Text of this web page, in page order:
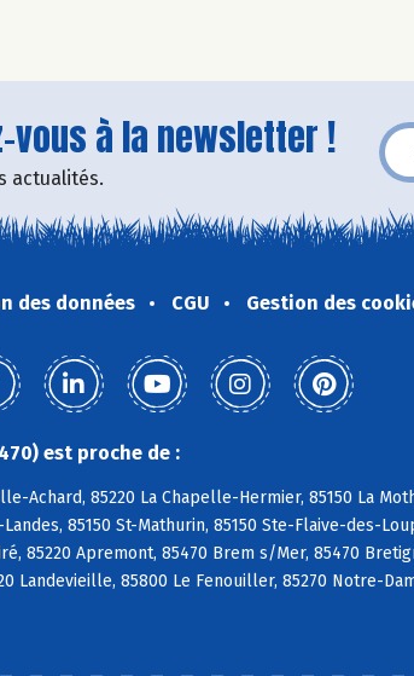
à la newsletter !
actualités.
des données CGU Gestion des
est proche de :
Achard, 85220 La Chapelle-Hermier, 85150 La
85150 St-Mathurin, 85150 Ste-Flaive-des-
85220 Apremont, 85470 Brem s/Mer, 85470
Landevieille, 85800 Le Fenouiller, 85270 Notre-